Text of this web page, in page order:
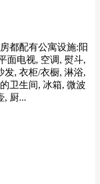
都配有公寓设施:阳
面电视, 空调, 熨斗,
发, 衣柜/衣橱, 淋浴,
卫生间, 冰箱, 微波
, 厨...